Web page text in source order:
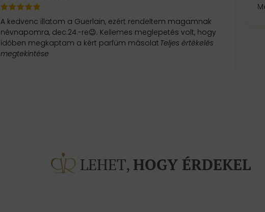
A kedvenc illatom a Guerlain, ezért rendeltem magamnak
névnapomra, dec.24.-re😉. Kellemes meglepetés volt, hogy
időben megkaptam a kért parfüm másolat Teljes értékelés
megtekintése
LEHET, HOGY ÉRDEKEL